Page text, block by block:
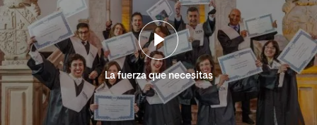
La fuerza que necesitas